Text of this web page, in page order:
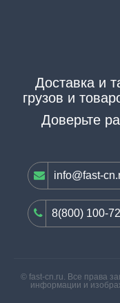
Доставка и
грузов и
Доверьте
info@fast-
8(800) 100-
© fast-cn.ru. Все права
информации и